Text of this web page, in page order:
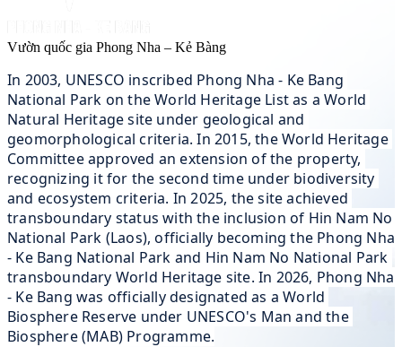
Vườn quốc gia Phong Nha – Kẻ Bàng
In 2003, UNESCO inscribed Phong Nha - Ke Bang
National Park on the World Heritage List as a World
Natural Heritage site under geological and
geomorphological criteria. In 2015, the World Heritage
Committee approved an extension of the property,
recognizing it for the second time under biodiversity
and ecosystem criteria. In 2025, the site achieved
transboundary status with the inclusion of Hin Nam No
National Park (Laos), officially becoming the Phong Nha
- Ke Bang National Park and Hin Nam No National Park
transboundary World Heritage site. In 2026, Phong Nha
- Ke Bang was officially designated as a World
Biosphere Reserve under UNESCO's Man and the
Biosphere (MAB) Programme.